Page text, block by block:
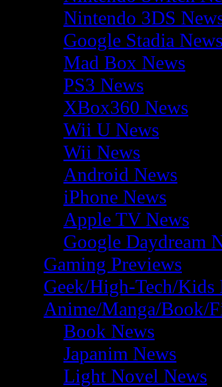
Nintendo 3DS
Google Stadia
Mad Box News
PS3 News
XBox360 News
Wii U News
Wii News
Android News
iPhone News
Apple TV News
Google Daydream
Gaming Previews
Geek/High-Tech/Kids
Anime/Manga/Book/
Book News
Japanim News
Light Novel News